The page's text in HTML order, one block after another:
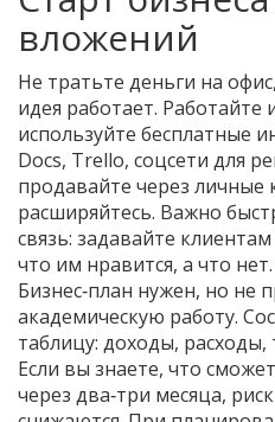
вложений
Не тратьте деньги на
идея работает. Работайте
используйте бесплатные
Docs, Trello, соцсети для
продавайте через личные
расширяйтесь. Важно
связь: задавайте
что им нравится, а что нет.
Бизнес‑план нужен, но не
академическую работу.
таблицу: доходы, расходы,
Если вы знаете, что
через два‑три месяца,